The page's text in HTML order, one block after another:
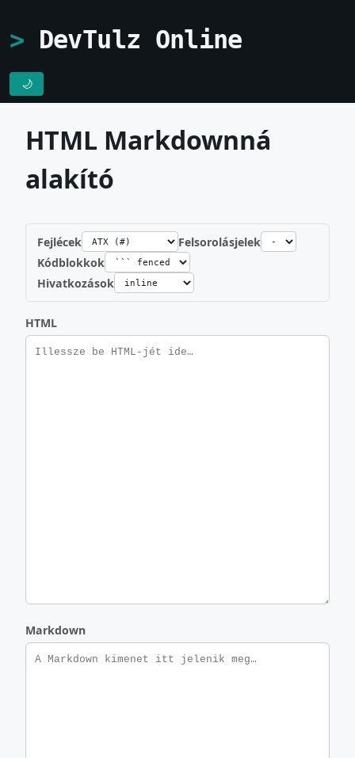
DevTulz Online
🌙
HTML Markdownná
alakító
Fejlécek
Felsorolásjelek
Kódblokkok
Hivatkozások
HTML
Markdown